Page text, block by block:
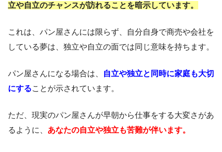
立や自立のチャンスが訪れることを暗示しています。
これは、パン屋さんには限らず、自分自身で商売や会社を
している夢は、独立や自立の面では同じ意味を持ちます。
パン屋さんになる場合は、
自立や独立と同時に家庭も大切
にすることが示されています。
ただ、現実のパン屋さんが早朝から仕事をする大変さがあ
るように、 あなたの自立や独立も苦難が伴います。